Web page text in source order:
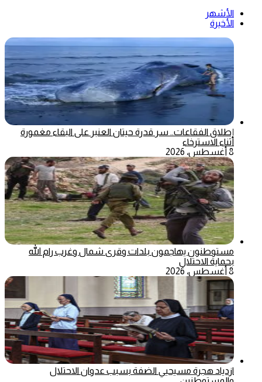
الأشهر
الأخيرة
إطلاق الفقاعات.. سر قدرة حيتان العنبر على البقاء مغمورة
أثناء الاسترخاء
8 أغسطس، 2026
مستوطنون يهاجمون بلدات وقرى شمال وغرب رام الله
بحماية الاحتلال
8 أغسطس، 2026
ازدياد هجرة مسيحيي الضفة بسبب عدوان الاحتلال